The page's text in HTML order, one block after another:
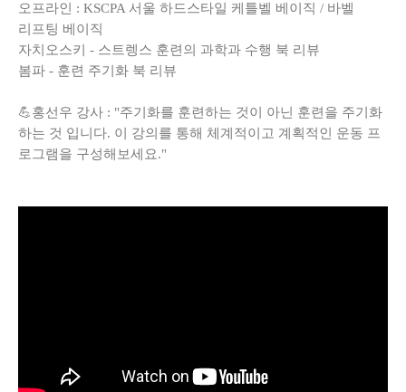
오프라인 : KSCPA 서울 하드스타일 케틀벨 베이직 / 바벨
리프팅 베이직
자치오스키 - 스트렝스 훈련의 과학과 수행 북 리뷰
봄파 - 훈련 주기화 북 리뷰
💪홍선우 강사 : "주기화를 훈련하는 것이 아닌 훈련을 주기화
하는 것 입니다. 이 강의를 통해 체계적이고 계획적인 운동 프
로그램을 구성해보세요."